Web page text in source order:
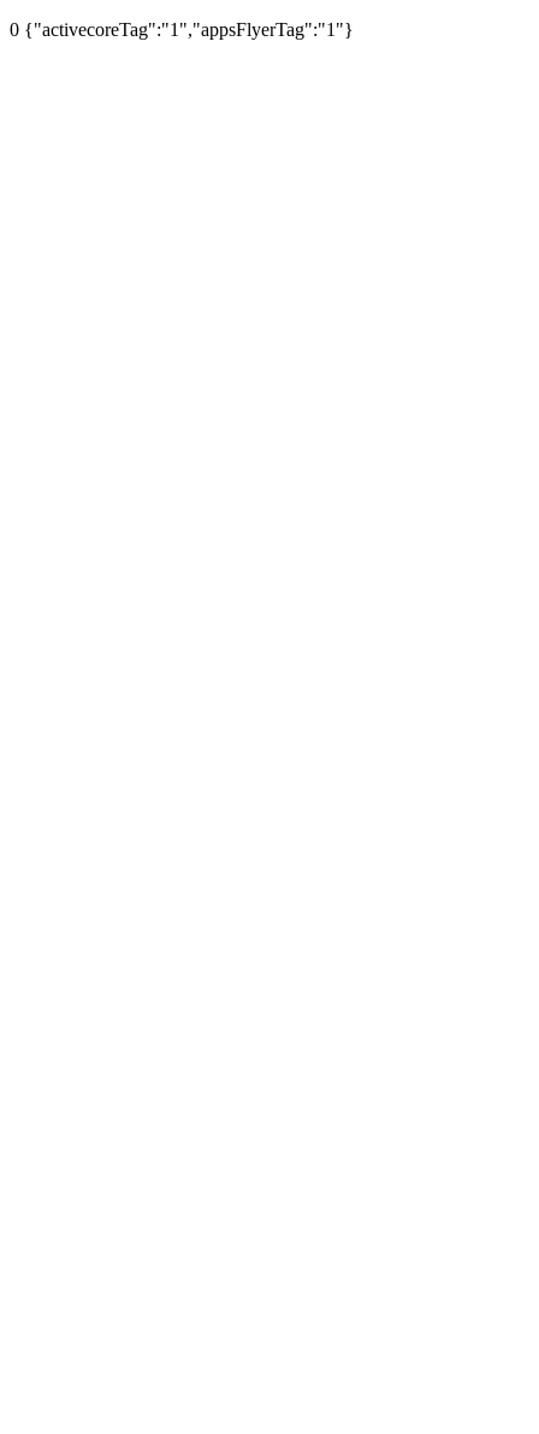
0 {"activecoreTag":"1","appsFlyerTag":"1"}